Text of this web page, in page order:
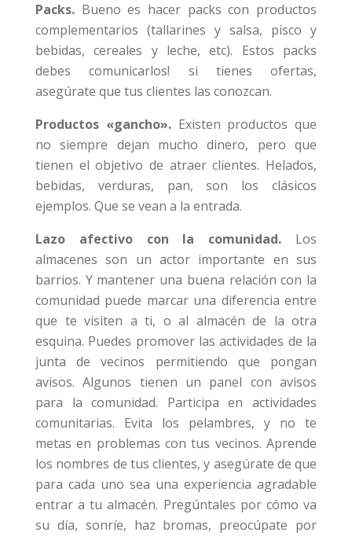
Packs. Bueno es hacer packs con productos
complementarios (tallarines y salsa, pisco y
bebidas, cereales y leche, etc). Estos packs
debes comunicarlos! si tienes ofertas,
asegúrate que tus clientes las conozcan.
Productos «gancho».Existen productos que
no siempre dejan mucho dinero, pero que
tienen el objetivo de atraer clientes. Helados,
bebidas, verduras, pan, son los clásicos
ejemplos. Que se vean a la entrada.
Lazo afectivo con la comunidad. Los
almacenes son un actor importante en sus
barrios. Y mantener una buena relación con la
comunidad puede marcar una diferencia entre
que te visiten a ti, o al almacén de la otra
esquina. Puedes promover las actividades de la
junta de vecinos permitiendo que pongan
avisos. Algunos tienen un panel con avisos
para la comunidad. Participa en actividades
comunitarias. Evita los pelambres, y no te
metas en problemas con tus vecinos. Aprende
los nombres de tus clientes, y asegúrate de que
para cada uno sea una experiencia agradable
entrar a tu almacén. Pregúntales por cómo va
su día, sonríe, haz bromas, preocúpate por